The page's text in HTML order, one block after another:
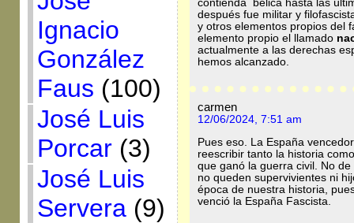
Ignacio
González
Faus (100)
José Luis
Porcar(3)
José Luis
Servera(9)
contienda bélica hasta las
después fue militar y
y otros elementos propios del
elemento propio el llamado
actualmente a las derechas
hemos alcanzado.
carmen
12/06/2024, 7:51 am
Pues eso. La España
reescribir tanto la historia
que ganó la guerra civil. No
no queden supervivientes ni
época de nuestra historia,
venció la España Fascista.